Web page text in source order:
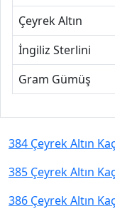
Çeyrek Altın
İngiliz Sterlini
Gram Gümüş
384 Çeyrek Altın
385 Çeyrek Altın
386 Çeyrek Altın